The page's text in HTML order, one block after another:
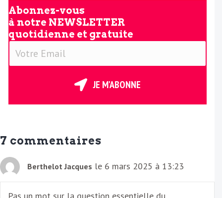
Abonnez-vous
à notre NEWSLETTER
quotidienne et gratuite
V
E
l
JE M'ABONNE
7 commentaires
Berthelot Jacques le 6 mars 2025 à 13:23